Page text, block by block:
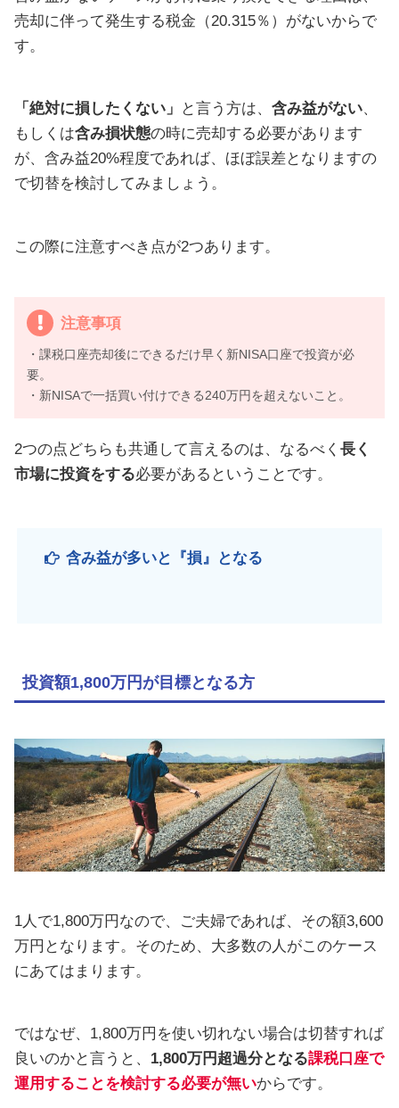
売却に伴って発生する税金（20.315％）がないからで
す。
「絶対に損したくない」 と言う方は、 含み益がない、
もしくは含み損状態の時に売却する必要があります
が、含み益20%程度であれば、ほぼ誤差となりますの
で切替を検討してみましょう。
この際に注意すべき点が2つあります。
注意事項
・課税口座売却後にできるだけ早く新NISA口座で投資が必
要。
・新NISAで一括買い付けできる240万円を超えないこと。
2つの点どちらも共通して言えるのは、なるべく 長く
市場に投資をする必要があるということです。
含み益が多いと『損』となる
投資額1,800万円が目標となる方
1人で1,800万円なので、ご夫婦であれば、その額3,600
万円となります。そのため、大多数の人がこのケース
にあてはまります。
ではなぜ、1,800万円を使い切れない場合は切替すれば
良いのかと言うと、 1,800万円超過分となる課税口座で
運用することを検討する必要が無いからです。